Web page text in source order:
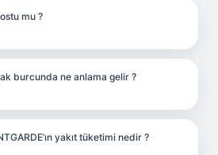
mu ?
burcunda ne anlama gelir ?
yakıt tüketimi nedir ?